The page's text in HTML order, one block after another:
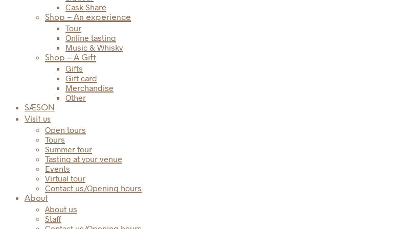
Cask Share
Shop – An experience
Tour
Online tasting
Music & Whisky
Shop – A Gift
Gifts
Gift card
Merchandise
Other
SÆSON
Visit us
Open tours
Tours
Summer tour
Tasting at your venue
Events
Virtual tour
Contact us/Opening hours
About
About us
Staff